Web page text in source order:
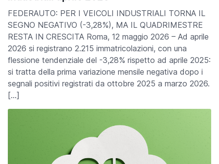
FEDERAUTO: PER I VEICOLI INDUSTRIALI TORNA IL
SEGNO NEGATIVO (-3,28%), MA IL QUADRIMESTRE
RESTA IN CRESCITA Roma, 12 maggio 2026 – Ad aprile
2026 si registrano 2.215 immatricolazioni, con una
flessione tendenziale del -3,28% rispetto ad aprile 2025:
si tratta della prima variazione mensile negativa dopo i
segnali positivi registrati da ottobre 2025 a marzo 2026.
[…]